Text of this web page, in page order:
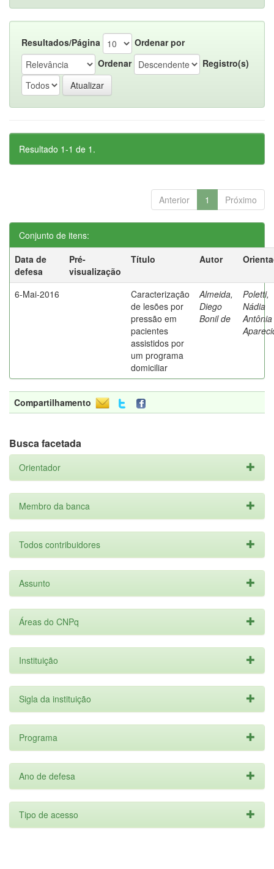
Resultados/Página
Ordenar por
Ordenar
Registro(s)
Resultado 1-1 de 1.
Anterior 1 Próximo
Conjunto de itens:
Data de
defesa
Pré-
visualização
Título Autor
6-Mai-2016
Caracterização
de lesões por
pressão em
pacientes
assistidos por
um programa
domiciliar
Almeida,
Diego
Bonil de
Poletti,
Nádia
Antônia
Compartilhamento
Busca facetada
Orientador
Membro da banca
Todos contribuidores
Assunto
Áreas do CNPq
Instituição
Sigla da instituição
Programa
Ano de defesa
Tipo de acesso